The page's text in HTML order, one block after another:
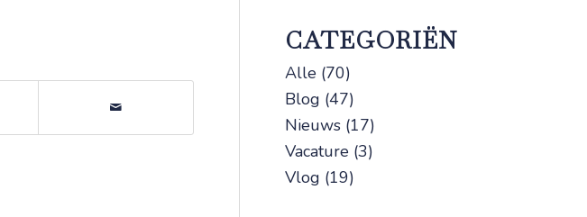
CATEGORIËN
Alle (70)
Blog (47)
Nieuws (17)
Vacature (3)
Vlog (19)